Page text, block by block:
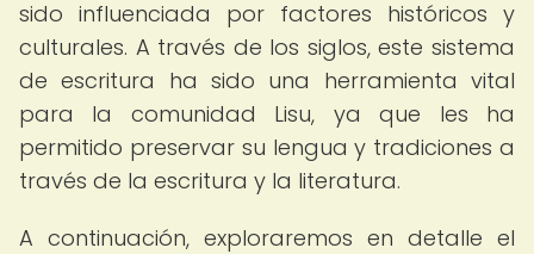
sido influenciada por factores históricos y
culturales. A través de los siglos, este sistema
de escritura ha sido una herramienta vital
para la comunidad Lisu, ya que les ha
permitido preservar su lengua y tradiciones a
través de la escritura y la literatura.
A continuación, exploraremos en detalle el